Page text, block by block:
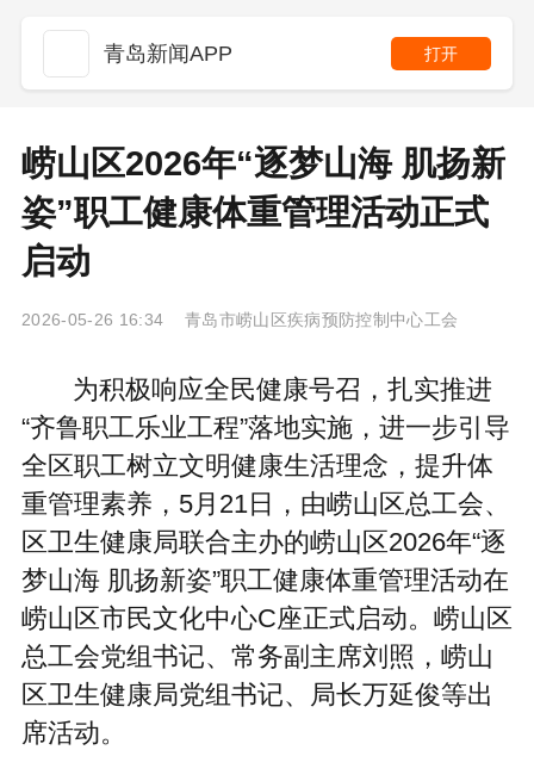
青岛新闻APP 打开
崂山区2026年“逐梦山海 肌扬新
姿”职工健康体重管理活动正式
启动
2026-05-26 16:34 青岛市崂山区疾病预防控制中心工会
为积极响应全民健康号召，扎实推进
“齐鲁职工乐业工程”落地实施，进一步引导
全区职工树立文明健康生活理念，提升体
重管理素养，5月21日，由崂山区总工会、
区卫生健康局联合主办的崂山区2026年“逐
梦山海 肌扬新姿”职工健康体重管理活动在
崂山区市民文化中心C座正式启动。崂山区
总工会党组书记、常务副主席刘照，崂山
区卫生健康局党组书记、局长万延俊等出
席活动。